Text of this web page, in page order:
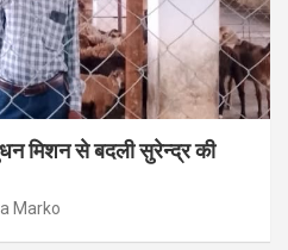
मिशन से बदली सुरेन्द्र की
Marko